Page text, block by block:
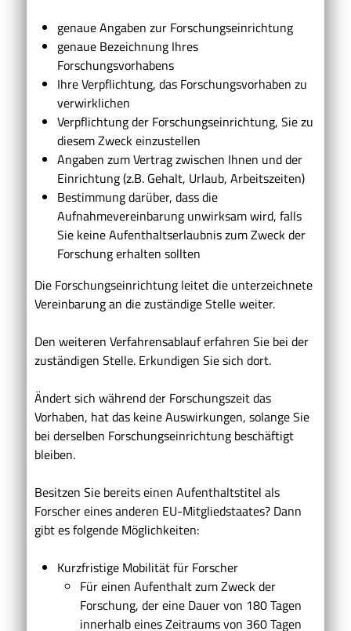
genaue Angaben zur Forschungseinrichtung
genaue Bezeichnung Ihres
Forschungsvorhabens
Ihre Verpflichtung, das Forschungsvorhaben zu
verwirklichen
Verpflichtung der Forschungseinrichtung, Sie zu
diesem Zweck einzustellen
Angaben zum Vertrag zwischen Ihnen und der
Einrichtung (z.B. Gehalt, Urlaub, Arbeitszeiten)
Bestimmung darüber, dass die
Aufnahmevereinbarung unwirksam wird, falls
Sie keine Aufenthaltserlaubnis zum Zweck der
Forschung erhalten sollten
Die Forschungseinrichtung leitet die unterzeichnete
Vereinbarung an die zuständige Stelle weiter.
Den weiteren Verfahrensablauf erfahren Sie bei der
zuständigen Stelle. Erkundigen Sie sich dort.
Ändert sich während der Forschungszeit das
Vorhaben, hat das keine Auswirkungen, solange Sie
bei derselben Forschungseinrichtung beschäftigt
bleiben.
Besitzen Sie bereits einen Aufenthaltstitel als
Forscher eines anderen EU-Mitgliedstaates? Dann
gibt es folgende Möglichkeiten:
Kurzfristige Mobilität für Forscher
Für einen Aufenthalt zum Zweck der
Forschung, der eine Dauer von 180 Tagen
innerhalb eines Zeitraums von 360 Tagen